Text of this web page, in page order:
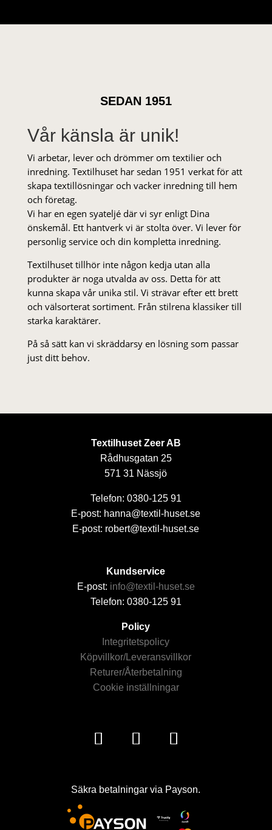
SEDAN 1951
Vår känsla är unik!
Vi arbetar, lever och drömmer om textilier och
inredning. Textilhuset har sedan 1951 verkat för att
skapa textillösningar och vacker inredning till hem
och företag.
Vi har en egen syateljé där vi syr enligt Dina
önskemål. Ett hantverk vi är stolta över. Vi lever för
personlig service och din kompletta inredning.
Textilhuset tillhör inte någon kedja utan alla
produkter är noga utvalda av oss. Detta för att
kunna skapa vår unika stil. Vi strä­var efter ett brett
och välsorterat sor­ti­ment. Från stil­rena klas­siker till
starka karaktärer.
På så sätt kan vi skräddarsy en lösning som passar
just ditt behov.
Textilhuset Zeer AB
Rådhusgatan 25
571 31 Nässjö
Telefon: 0380-125 91
E-post: hanna@textil-huset.se
E-post: robert@textil-huset.se
Kundservice
E-post: info@textil-huset.se
Telefon: 0380-125 91
Policy
Integritetspolicy
Köpvillkor/Leveransvillkor
Returer/Återbetalning
Cookie inställningar
Säkra betalningar via Payson.